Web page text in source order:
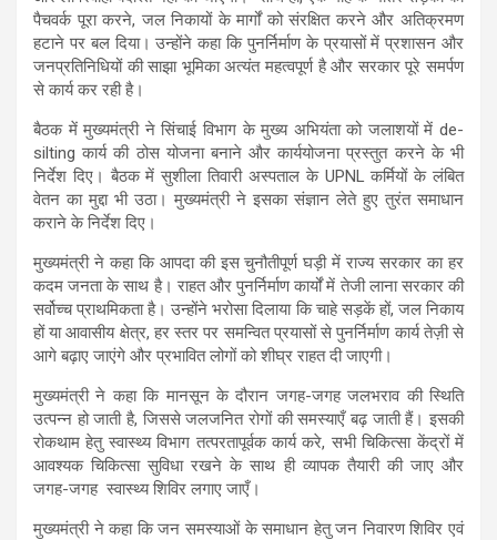
पैचवर्क पूरा करने, जल निकायों के मार्गों को संरक्षित करने और अतिक्रमण
हटाने पर बल दिया। उन्होंने कहा कि पुनर्निर्माण के प्रयासों में प्रशासन और
जनप्रतिनिधियों की साझा भूमिका अत्यंत महत्वपूर्ण है और सरकार पूरे समर्पण
से कार्य कर रही है।
बैठक में मुख्यमंत्री ने सिंचाई विभाग के मुख्य अभियंता को जलाशयों में de-
silting कार्य की ठोस योजना बनाने और कार्ययोजना प्रस्तुत करने के भी
निर्देश दिए। बैठक में सुशीला तिवारी अस्पताल के UPNL कर्मियों के लंबित
वेतन का मुद्दा भी उठा। मुख्यमंत्री ने इसका संज्ञान लेते हुए तुरंत समाधान
कराने के निर्देश दिए।
मुख्यमंत्री ने कहा कि आपदा की इस चुनौतीपूर्ण घड़ी में राज्य सरकार का हर
कदम जनता के साथ है। राहत और पुनर्निर्माण कार्यों में तेजी लाना सरकार की
सर्वोच्च प्राथमिकता है। उन्होंने भरोसा दिलाया कि चाहे सड़कें हों, जल निकाय
हों या आवासीय क्षेत्र, हर स्तर पर समन्वित प्रयासों से पुनर्निर्माण कार्य तेज़ी से
आगे बढ़ाए जाएंगे और प्रभावित लोगों को शीघ्र राहत दी जाएगी।
मुख्यमंत्री ने कहा कि मानसून के दौरान जगह-जगह जलभराव की स्थिति
उत्पन्न हो जाती है, जिससे जलजनित रोगों की समस्याएँ बढ़ जाती हैं। इसकी
रोकथाम हेतु स्वास्थ्य विभाग तत्परतापूर्वक कार्य करे, सभी चिकित्सा केंद्रों में
आवश्यक चिकित्सा सुविधा रखने के साथ ही व्यापक तैयारी की जाए और
जगह-जगह स्वास्थ्य शिविर लगाए जाएँ।
मुख्यमंत्री ने कहा कि जन समस्याओं के समाधान हेतु जन निवारण शिविर एवं